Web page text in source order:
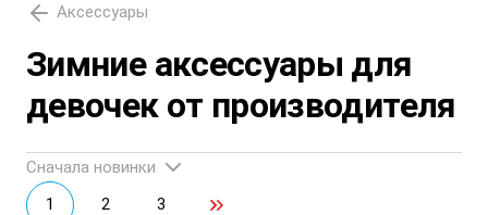
Аксессуары
Зимние аксессуары для
девочек от производителя
Сначала новинки
1
2 3